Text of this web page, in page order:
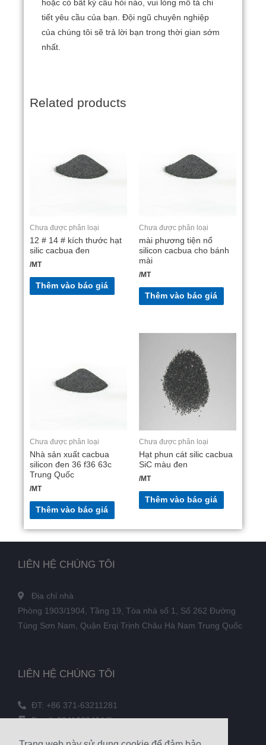
hoặc có bất kỳ câu hỏi nào, vui lòng mô tả chi
tiết yêu cầu của bạn. Đội ngũ chuyên nghiệp
của chúng tôi sẽ trả lời bạn trong thời gian sớm
nhất.
Related products
Chưa được phân loại
12 # 14 # kích thước hạt
silic cacbua đen
/MT
Thêm vào báo giá
Chưa được phân loại
mài phương tiện nổ
silicon cacbua cho bánh
mài
/MT
Thêm vào báo giá
Chưa được phân loại
Nhà sản xuất cacbua
silicon đen 36 f36 63c
Trung Quốc
/MT
Thêm vào báo giá
Chưa được phân loại
Hạt phun cát silic cacbua
SiC màu đen
/MT
Thêm vào báo giá
LIÊN HỆ CHÚNG TÔI
ĐT: +86 371-63211281
Email: 3241038404@qq.com
LIÊN HỆ CHÚNG TÔI
Địa chỉ nhà
Phòng 1903/1904, Tầng 19, Tòa nhà số 1, Số 262 Đường
Tùng Sơn Nam, Quận Erqi Trịnh Châu Hà Nam Trung Quốc